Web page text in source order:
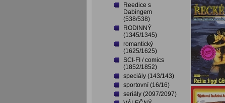
Reedice s
Dabingem
(538/538)
RODINNÝ
(1345/1345)
romantický
(1625/1625)
SCI-FI / comics
(1852/1852)
speciály (143/143)
sportovní (16/16)
seriály (2097/2097)